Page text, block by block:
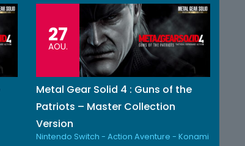
27
AOU.
Metal Gear Solid 4 : Guns of the
Patriots – Master Collection
Version
Nintendo Switch - Action Aventure - Konami